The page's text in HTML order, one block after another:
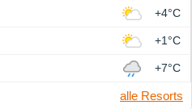
+4°C
+1°C
+7°C
alle Resorts